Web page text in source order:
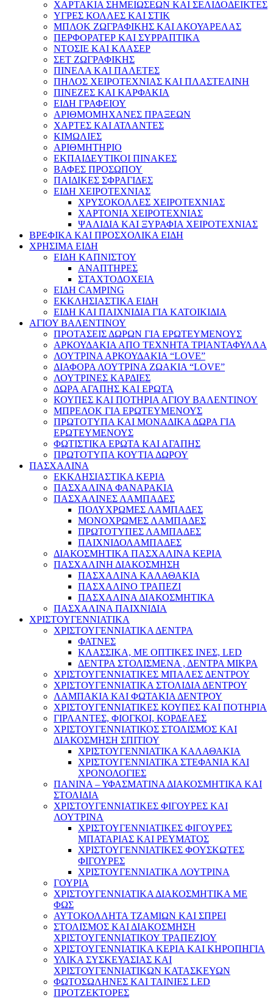
ΧΑΡΤΑΚΙΑ ΣΗΜΕΙΩΣΕΩΝ ΚΑΙ ΣΕΛΙΔΟΔΕΙΚΤΕΣ
ΥΓΡΕΣ ΚΟΛΛΕΣ ΚΑΙ ΣΤΙΚ
ΜΠΛΟΚ ΖΩΓΡΑΦΙΚΗΣ ΚΑΙ ΑΚΟΥΑΡΕΛΑΣ
ΠΕΡΦΟΡΑΤΕΡ ΚΑΙ ΣΥΡΡΑΠΤΙΚΑ
ΝΤΟΣΙΕ ΚΑΙ ΚΛΑΣΕΡ
ΣΕΤ ΖΩΓΡΑΦΙΚΗΣ
ΠΙΝΕΛΑ ΚΑΙ ΠΑΛΕΤΕΣ
ΠΗΛΟΣ ΧΕΙΡΟΤΕΧΝΙΑΣ ΚΑΙ ΠΛΑΣΤΕΛΙΝΗ
ΠΙΝΕΖΕΣ ΚΑΙ ΚΑΡΦΑΚΙΑ
ΕΙΔΗ ΓΡΑΦΕΙΟΥ
ΑΡΙΘΜΟΜΗΧΑΝΕΣ ΠΡΑΞΕΩΝ
ΧΑΡΤΕΣ ΚΑΙ ΑΤΛΑΝΤΕΣ
ΚΙΜΩΛΙΕΣ
ΑΡΙΘΜΗΤΗΡΙΟ
ΕΚΠΑΙΔΕΥΤΙΚΟΙ ΠΙΝΑΚΕΣ
ΒΑΦΕΣ ΠΡΟΣΩΠΟΥ
ΠΑΙΔΙΚΕΣ ΣΦΡΑΓΙΔΕΣ
ΕΙΔΗ ΧΕΙΡΟΤΕΧΝΙΑΣ
ΧΡΥΣΟΚΟΛΛΕΣ ΧΕΙΡΟΤΕΧΝΙΑΣ
ΧΑΡΤΟΝΙΑ ΧΕΙΡΟΤΕΧΝΙΑΣ
ΨΑΛΙΔΙΑ ΚΑΙ ΞΥΡΑΦΙΑ ΧΕΙΡΟΤΕΧΝΙΑΣ
ΒΡΕΦΙΚΑ ΚΑΙ ΠΡΟΣΧΟΛΙΚΑ ΕΙΔΗ
ΧΡΗΣΙΜΑ ΕΙΔΗ
ΕΙΔΗ ΚΑΠΝΙΣΤΟΥ
ΑΝΑΠΤΗΡΕΣ
ΣΤΑΧΤΟΔΟΧΕΙΑ
ΕΙΔΗ CAMPING
ΕΚΚΛΗΣΙΑΣΤΙΚΑ ΕΙΔΗ
ΕΙΔΗ ΚΑΙ ΠΑΙΧΝΙΔΙΑ ΓΙΑ ΚΑΤΟΙΚΙΔΙΑ
ΑΓΙΟΥ ΒΑΛΕΝΤΙΝΟΥ
ΠΡΟΤΑΣΕΙΣ ΔΩΡΩΝ ΓΙΑ ΕΡΩΤΕΥΜΕΝΟΥΣ
ΑΡΚΟΥΔΑΚΙΑ ΑΠΟ ΤΕΧΝΗΤΑ ΤΡΙΑΝΤΑΦΥΛΛΑ
ΛΟΥΤΡΙΝΑ ΑΡΚΟΥΔΑΚΙΑ “LOVE”
ΔΙΑΦΟΡΑ ΛΟΥΤΡΙΝΑ ΖΩΑΚΙΑ “LOVE”
ΛΟΥΤΡΙΝΕΣ ΚΑΡΔΙΕΣ
ΔΩΡΑ ΑΓΑΠΗΣ ΚΑΙ ΕΡΩΤΑ
ΚΟΥΠΕΣ ΚΑΙ ΠΟΤΗΡΙΑ ΑΓΙΟΥ ΒΑΛΕΝΤΙΝΟΥ
ΜΠΡΕΛΟΚ ΓΙΑ ΕΡΩΤΕΥΜΕΝΟΥΣ
ΠΡΩΤΟΤΥΠΑ ΚΑΙ ΜΟΝΑΔΙΚΑ ΔΩΡΑ ΓΙΑ
ΕΡΩΤΕΥΜΕΝΟΥΣ
ΦΩΤΙΣΤΙΚΑ ΕΡΩΤΑ ΚΑΙ ΑΓΑΠΗΣ
ΠΡΩΤΟΤΥΠΑ ΚΟΥΤΙΑ ΔΩΡΟΥ
ΠΑΣΧΑΛΙΝΑ
ΕΚΚΛΗΣΙΑΣΤΙΚΑ ΚΕΡΙΑ
ΠΑΣΧΑΛΙΝΑ ΦΑΝΑΡΑΚΙΑ
ΠΑΣΧΑΛΙΝΕΣ ΛΑΜΠΑΔΕΣ
ΠΟΛΥΧΡΩΜΕΣ ΛΑΜΠΑΔΕΣ
ΜΟΝΟΧΡΩΜΕΣ ΛΑΜΠΑΔΕΣ
ΠΡΩΤΟΤΥΠΕΣ ΛΑΜΠΑΔΕΣ
ΠΑΙΧΝΙΔΟΛΑΜΠΑΔΕΣ
ΔΙΑΚΟΣΜΗΤΙΚΑ ΠΑΣΧΑΛΙΝΑ ΚΕΡΙΑ
ΠΑΣΧΑΛΙΝΗ ΔΙΑΚΟΣΜΗΣΗ
ΠΑΣΧΑΛΙΝΑ ΚΑΛΑΘΑΚΙΑ
ΠΑΣΧΑΛΙΝΟ ΤΡΑΠΕΖΙ
ΠΑΣΧΑΛΙΝΑ ΔΙΑΚΟΣΜΗΤΙΚΑ
ΠΑΣΧΑΛΙΝΑ ΠΑΙΧΝΙΔΙΑ
ΧΡΙΣΤΟΥΓΕΝΝΙΑΤΙΚΑ
ΧΡΙΣΤΟΥΓΕΝΝΙΑΤΙΚΑ ΔΕΝΤΡΑ
ΦΑΤΝΕΣ
ΚΛΑΣΣΙΚΑ, ΜΕ ΟΠΤΙΚΕΣ ΙΝΕΣ, LED
ΔΕΝΤΡΑ ΣΤΟΛΙΣΜΕΝΑ , ΔΕΝΤΡΑ ΜΙΚΡΑ
ΧΡΙΣΤΟΥΓΕΝΝΙΑΤΙΚΕΣ ΜΠΑΛΕΣ ΔΕΝΤΡΟΥ
ΧΡΙΣΤΟΥΓΕΝΝΙΑΤΙΚΑ ΣΤΟΛΙΔΙΑ ΔΕΝΤΡΟΥ
ΛΑΜΠΑΚΙΑ ΚΑΙ ΦΩΤΑΚΙΑ ΔΕΝΤΡΟΥ
ΧΡΙΣΤΟΥΓΕΝΝΙΑΤΙΚΕΣ ΚΟΥΠΕΣ ΚΑΙ ΠΟΤΗΡΙΑ
ΓΙΡΛΑΝΤΕΣ, ΦΙΟΓΚΟΙ, ΚΟΡΔΕΛΕΣ
ΧΡΙΣΤΟΥΓΕΝΝΙΑΤΙΚΟΣ ΣΤΟΛΙΣΜΟΣ ΚΑΙ
ΔΙΑΚΟΣΜΗΣΗ ΣΠΙΤΙΟΥ
ΧΡΙΣΤΟΥΓΕΝΝΙΑΤΙΚΑ ΚΑΛΑΘΑΚΙΑ
ΧΡΙΣΤΟΥΓΕΝΝΙΑΤΙΚΑ ΣΤΕΦΑΝΙΑ ΚΑΙ
ΧΡΟΝΟΛΟΓΙΕΣ
ΠΑΝΙΝΑ – ΥΦΑΣΜΑΤΙΝΑ ΔΙΑΚΟΣΜΗΤΙΚΑ ΚΑΙ
ΣΤΟΛΙΔΙΑ
ΧΡΙΣΤΟΥΓΕΝΝΙΑΤΙΚΕΣ ΦΙΓΟΥΡΕΣ ΚΑΙ
ΛΟΥΤΡΙΝΑ
ΧΡΙΣΤΟΥΓΕΝΝΙΑΤΙΚΕΣ ΦΙΓΟΥΡΕΣ
ΜΠΑΤΑΡΙΑΣ ΚΑΙ ΡΕΥΜΑΤΟΣ
ΧΡΙΣΤΟΥΓΕΝΝΙΑΤΙΚΕΣ ΦΟΥΣΚΩΤΕΣ
ΦΙΓΟΥΡΕΣ
ΧΡΙΣΤΟΥΓΕΝΝΙΑΤΙΚΑ ΛΟΥΤΡΙΝΑ
ΓΟΥΡΙΑ
ΧΡΙΣΤΟΥΓΕΝΝΙΑΤΙΚΑ ΔΙΑΚΟΣΜΗΤΙΚΑ ΜΕ
ΦΩΣ
ΑΥΤΟΚΟΛΛΗΤΑ ΤΖΑΜΙΩΝ ΚΑΙ ΣΠΡΕΙ
ΣΤΟΛΙΣΜΟΣ ΚΑΙ ΔΙΑΚΟΣΜΗΣΗ
ΧΡΙΣΤΟΥΓΕΝΝΙΑΤΙΚΟΥ ΤΡΑΠΕΖΙΟΥ
ΧΡΙΣΤΟΥΓΕΝΝΙΑΤΙΚΑ ΚΕΡΙΑ ΚΑΙ ΚΗΡΟΠΗΓΙΑ
ΥΛΙΚΑ ΣΥΣΚΕΥΑΣΙΑΣ ΚΑΙ
ΧΡΙΣΤΟΥΓΕΝΝΙΑΤΙΚΩΝ ΚΑΤΑΣΚΕΥΩΝ
ΦΩΤΟΣΩΛΗΝΕΣ ΚΑΙ ΤΑΙΝΙΕΣ LED
ΠΡΟΤΖΕΚΤΟΡΕΣ